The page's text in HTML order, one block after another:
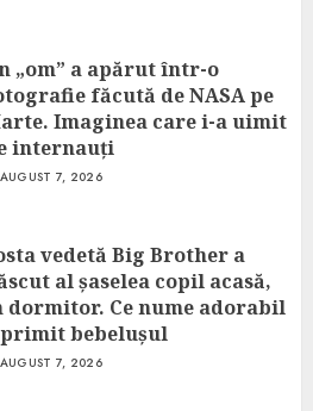
„om” a apărut într-o
făcută de NASA pe
Imaginea care i-a uimit
internauți
AUGUST 7, 2026
vedetă Big Brother a
al șaselea copil acasă,
dormitor. Ce nume adorabil
bebelușul
AUGUST 7, 2026